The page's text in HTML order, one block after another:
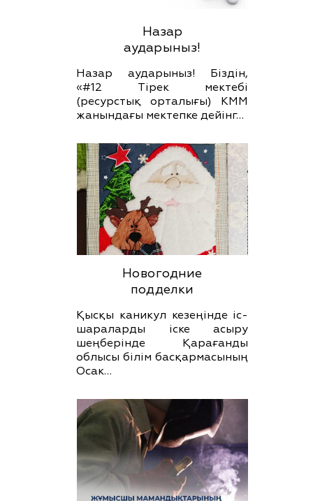
Назар
аударыныз!
Назар аударыныз! Біздін,
«#12 Тірек мектебі
(ресурстық орталығы) КММ
жанындағы мектепке дейінг…
Новогодние
подделки
Қысқы каникул кезеңінде іс-
шараларды іске асыру
шеңберінде Қарағанды
облысы білім басқармасының
Осак…